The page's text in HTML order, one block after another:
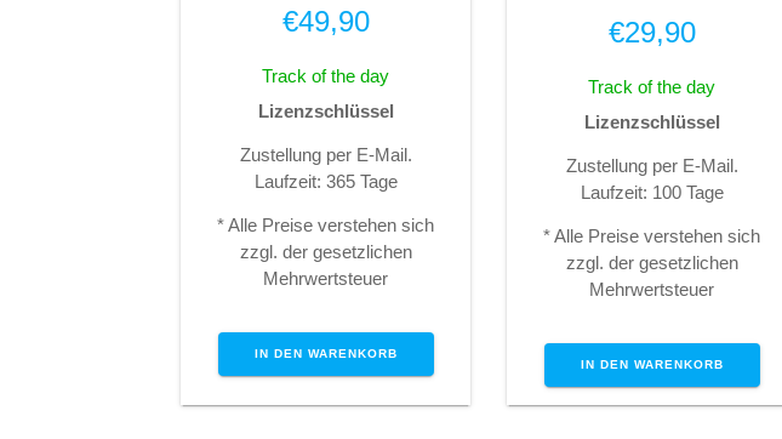
Bewertet
mit
von 5
€49,90
Track of the day
Lizenzschlüssel
Zustellung per E-Mail.
Laufzeit: 365 Tage
* Alle Preise verstehen sich
zzgl. der gesetzlichen
Mehrwertsteuer
IN DEN WARENKORB
€29,90
Track of the day
Lizenzschlüssel
Zustellung per E-Mail.
Laufzeit: 100 Tage
* Alle Preise verstehen sich
zzgl. der gesetzlichen
Mehrwertsteuer
IN DEN WARENKORB